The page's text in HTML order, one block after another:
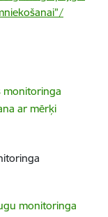
monitoringa
ar mērķi
monitoringa